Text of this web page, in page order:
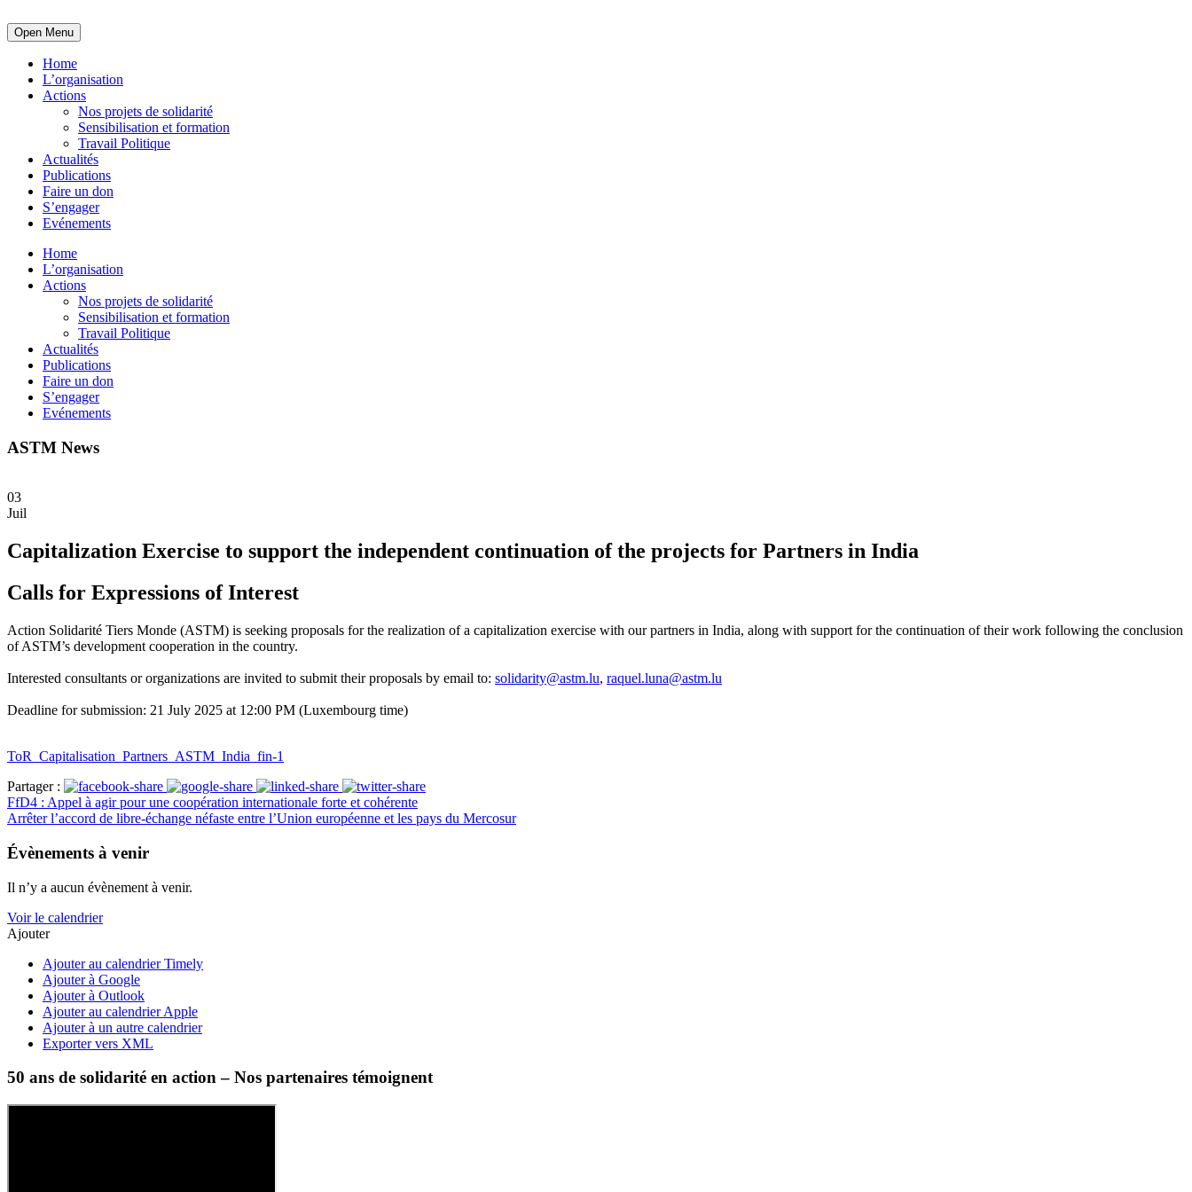
Open Menu
Home
L’organisation
Actions
Nos projets de solidarité
Sensibilisation et formation
Travail Politique
Actualités
Publications
Faire un don
S’engager
Evénements
Home
L’organisation
Actions
Nos projets de solidarité
Sensibilisation et formation
Travail Politique
Actualités
Publications
Faire un don
S’engager
Evénements
ASTM News
03
Juil
Capitalization Exercise to support the independent continuation of the projects for Partners in India
Calls for Expressions of Interest
Action Solidarité Tiers Monde (ASTM) is seeking proposals for the realization of a capitalization exercise with our partners in India, along with support for the continuation of their work following the conclusion
of ASTM’s development cooperation in the country.
Interested consultants or organizations are invited to submit their proposals by email to: solidarity@astm.lu, raquel.luna@astm.lu
Deadline for submission: 21 July 2025 at 12:00 PM (Luxembourg time)
ToR_Capitalisation_Partners_ASTM_India_fin-1
Partager :
FfD4 : Appel à agir pour une coopération internationale forte et cohérente
Arrêter l’accord de libre-échange néfaste entre l’Union européenne et les pays du Mercosur
Évènements à venir
Il n’y a aucun évènement à venir.
Voir le calendrier
Ajouter
Ajouter au calendrier Timely
Ajouter à Google
Ajouter à Outlook
Ajouter au calendrier Apple
Ajouter à un autre calendrier
Exporter vers XML
50 ans de solidarité en action – Nos partenaires témoignent